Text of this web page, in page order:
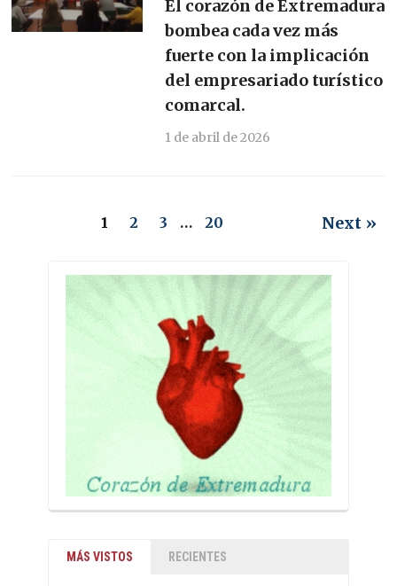
El corazón de Extremadura
bombea cada vez más
fuerte con la implicación
del empresariado turístico
comarcal.
1 de abril de 2026
1 2 3 … 20 Next »
MÁS VISTOS RECIENTES